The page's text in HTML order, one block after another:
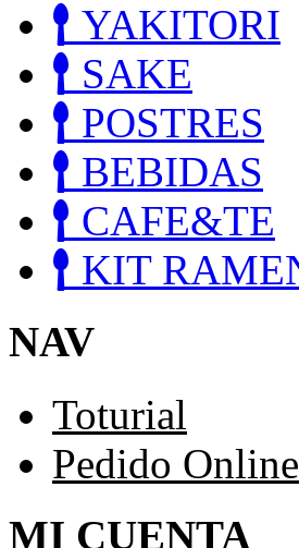
YAKITORI
SAKE
POSTRES
BEBIDAS
CAFE&TE
KIT
NAV
Toturial
Pedido Online
MI CUENTA